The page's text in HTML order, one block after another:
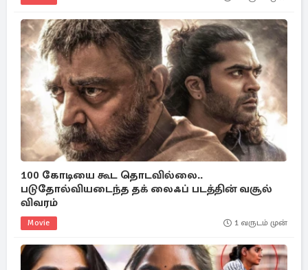
100 கோடியை கூட தொடவில்லை..
படுதோல்வியடைந்த தக் லைஃப் படத்தின் வசூல்
விவரம்
Movie 1 வருடம் முன்